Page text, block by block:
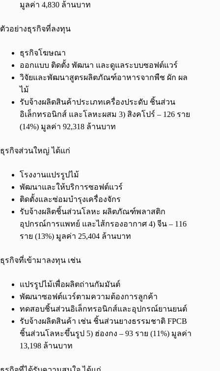
มูลค่า 4,830 ล้านบาท
ตัวอย่างธุรกิจที่ลงทุน
ธุรกิจโฆษณา
ออกแบบ ติดตั้ง พัฒนา และดูแลระบบซอฟต์แวร์
วิจัยและพัฒนาสูตรผลิตภัณฑ์อาหารจากพืช ผัก ผล
ไม้
รับจ้างผลิตสินค้าประเภทเครื่องประดับ ชิ้นส่วน
อิเล็กทรอนิกส์ และโลหะผสม 3) สิงคโปร์ – 126 ราย
(14%) มูลค่า 92,318 ล้านบาท
ธุรกิจส่วนใหญ่ ได้แก่
โรงงานแปรรูปไม้
พัฒนาและให้บริการซอฟต์แวร์
ติดตั้งและซ่อมบำรุงเครื่องจักร
รับจ้างผลิตชิ้นส่วนโลหะ ผลิตภัณฑ์พลาสติก
อุปกรณ์การแพทย์ และไส้กรองอากาศ 4) จีน – 116
ราย (13%) มูลค่า 25,404 ล้านบาท
ธุรกิจที่เข้ามาลงทุน เช่น
แปรรูปไม้เพื่อผลิตถ่านกัมมันต์
พัฒนาซอฟต์แวร์ตามความต้องการลูกค้า
ทดสอบชิ้นส่วนอิเล็กทรอนิกส์และอุปกรณ์ยานยนต์
รับจ้างผลิตสินค้า เช่น ชิ้นส่วนยางธรรมชาติ FPCB
ชิ้นส่วนโลหะขึ้นรูป 5) ฮ่องกง – 93 ราย (11%) มูลค่า
13,198 ล้านบาท